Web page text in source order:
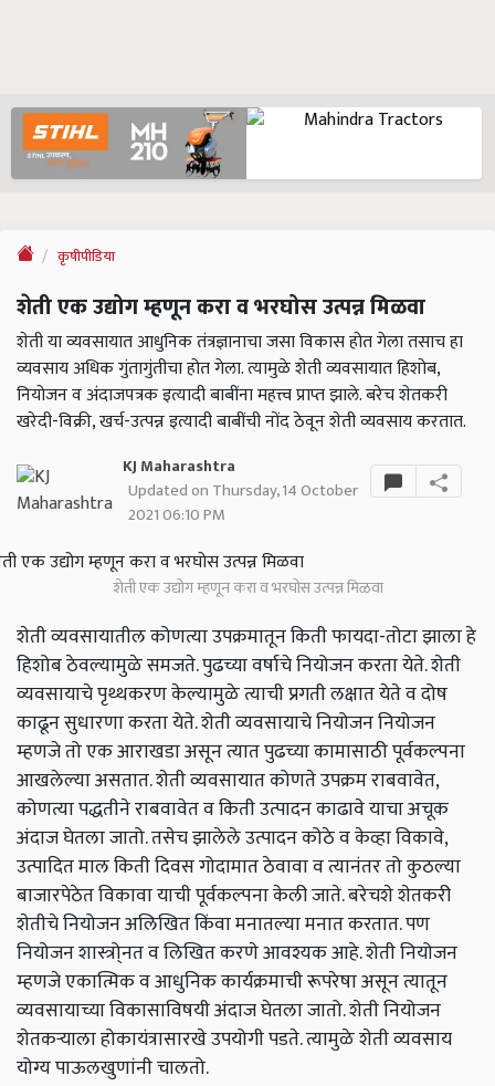
कृषीपीडिया
शेती एक उद्योग म्हणून करा व भरघोस उत्पन्न मिळवा
शेती या व्यवसायात आधुनिक तंत्रज्ञानाचा जसा विकास होत गेला तसाच हा
व्यवसाय अधिक गुंतागुंतीचा होत गेला. त्यामुळे शेती व्यवसायात हिशोब,
नियोजन व अंदाजपत्रक इत्यादी बाबींना महत्त्व प्राप्त झाले. बरेच शेतकरी
खरेदी-विक्री, खर्च-उत्पन्न इत्यादी बाबींची नोंद ठेवून शेती व्यवसाय करतात.
KJ Maharashtra
Updated on Thursday, 14 October
2021 06:10 PM
शेती एक उद्योग म्हणून करा व भरघोस उत्पन्न मिळवा
शेती व्यवसायातील कोणत्या उपक्रमातून किती फायदा-तोटा झाला हे
हिशोब ठेवल्यामुळे समजते. पुढच्या वर्षाचे नियोजन करता येते. शेती
व्यवसायाचे पृथ्थकरण केल्यामुळे त्याची प्रगती लक्षात येते व दोष
काढून सुधारणा करता येते. शेती व्यवसायाचे नियोजन नियोजन
म्हणजे तो एक आराखडा असून त्यात पुढच्या कामासाठी पूर्वकल्पना
आखलेल्या असतात. शेती व्यवसायात कोणते उपक्रम राबवावेत,
कोणत्या पद्धतीने राबवावेत व किती उत्पादन काढावे याचा अचूक
अंदाज घेतला जातो. तसेच झालेले उत्पादन कोठे व केव्हा विकावे,
उत्पादित माल किती दिवस गोदामात ठेवावा व त्यानंतर तो कुठल्या
बाजारपेठेत विकावा याची पूर्वकल्पना केली जाते. बरेचशे शेतकरी
शेतीचे नियोजन अलिखित किंवा मनातल्या मनात करतात. पण
नियोजन शास्त्रो्नत व लिखित करणे आवश्यक आहे. शेती नियोजन
म्हणजे एकात्मिक व आधुनिक कार्यक्रमाची रूपरेषा असून त्यातून
व्यवसायाच्या विकासाविषयी अंदाज घेतला जातो. शेती नियोजन
शेतकर्‍याला होकायंत्रासारखे उपयोगी पडते. त्यामुळे शेती व्यवसाय
योग्य पाऊलखुणांनी चालतो.